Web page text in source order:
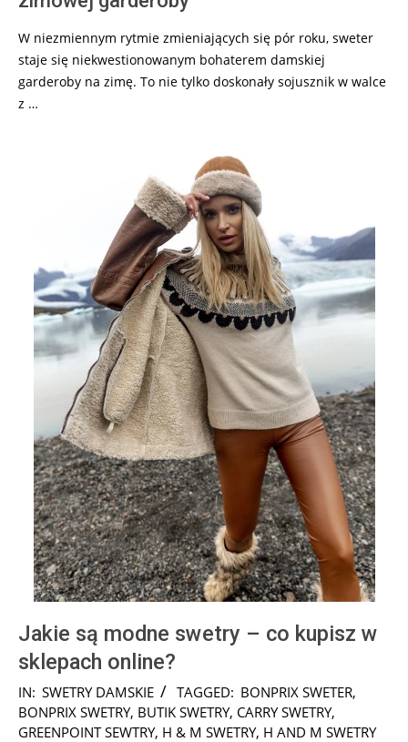
W niezmiennym rytmie zmieniających się pór roku, sweter
staje się niekwestionowanym bohaterem damskiej
garderoby na zimę. To nie tylko doskonały sojusznik w walce
z …
Jakie są modne swetry – co kupisz w
sklepach online?
2025-
01-
29
IN: SWETRY DAMSKIE TAGGED: BONPRIX SWETER,
BONPRIX SWETRY, BUTIK SWETRY, CARRY SWETRY,
GREENPOINT SEWTRY, H & M SWETRY, H AND M SWETRY